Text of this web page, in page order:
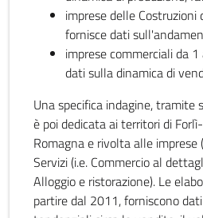
imprese delle
fornisce dati
imprese commerciali da
dati sulla dinamica di
Una specifica indagine, tramite
è poi dedicata ai territori di
Romagna e rivolta alle
Servizi (i.e. Commercio al
Alloggio e ristorazione). Le
partire dal 2011, forniscono